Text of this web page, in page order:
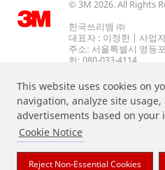
This website uses cookies on
navigation, analyze site
advertisements based on your
Cookie Notice
Reject Non-Essential Cookies
© 3M 2026. All Rights
한국쓰리엠 ㈜
대표자 : 이정한 | 사업
주소: 서울특별시 영등
화: 080-033-4114.